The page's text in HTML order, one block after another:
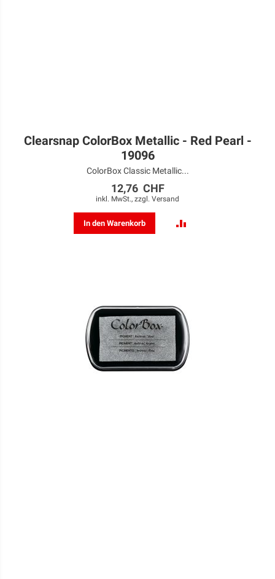
Clearsnap ColorBox Metallic - Red Pearl -
19096
ColorBox Classic Metallic...
12,76 CHF
inkl. MwSt., zzgl. Versand
In den Warenkorb